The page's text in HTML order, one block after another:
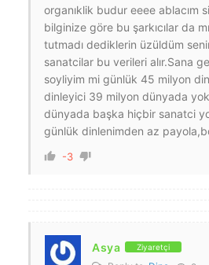
organıklik budur eeee ablacım
bilginize göre bu şarkıcılar da
tutmadı dediklerin üzüldüm
sanatcilar bu verileri alır.Sana
soyliyim mi günlük 45 milyon
dinleyici 39 milyon dünyada yok
dünyada başka hiçbir sanatci
günlük dinlenimden az
-3
Asya Ziyaretçi